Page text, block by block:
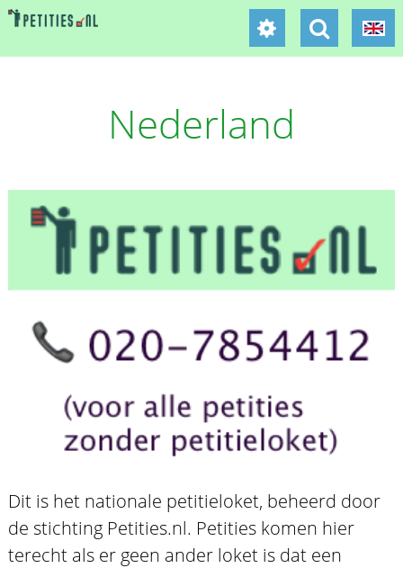
Nederland
Dit is het nationale petitieloket, beheerd door
de stichting Petities.nl. Petities komen hier
terecht als er geen ander loket is dat een